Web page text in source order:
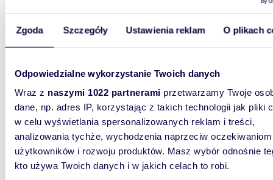
Zgoda Szczegóły Ustawienia reklam O plikach
Odpowiedzialne wykorzystanie Twoich danych
Wraz z naszymi 1022 partnerami przetwarzamy Twoje
dane, np. adres IP, korzystając z takich technologii jak pliki
w celu wyświetlania spersonalizowanych reklam i treści,
analizowania tychże, wychodzenia naprzeciw oczekiwaniom
użytkowników i rozwoju produktów. Masz wybór odnośnie
kto używa Twoich danych i w jakich celach to robi.
42m2
420
DWA